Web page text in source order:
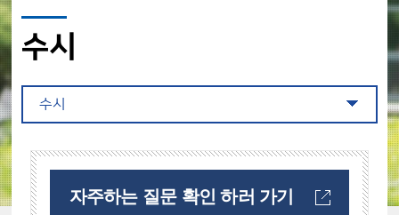
수시
수시
자주하는 질문 확인 하러 가기